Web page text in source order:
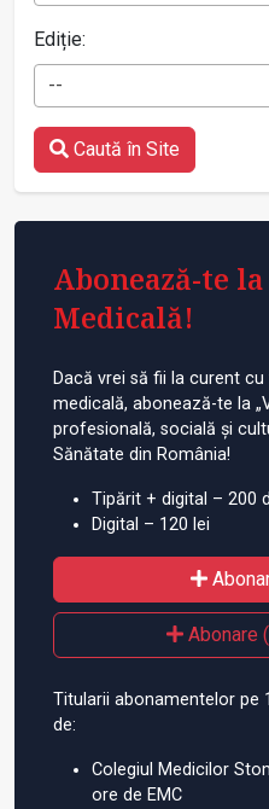
Ediție:
--
Caută în Site
Abonează-te
Medicală!
Dacă vrei să fii la curent
medicală, abonează-te la
profesională, socială și
Sănătate din România!
Tipărit + digital – 200
Digital – 120 lei
Abonare
Titularii abonamentelor pe
de:
Colegiul Medicilor
ore de EMC